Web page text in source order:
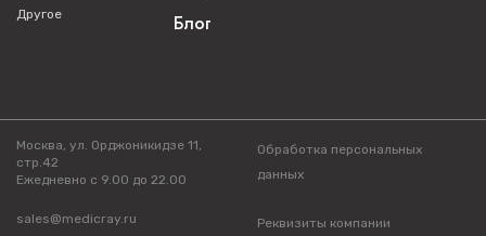
Более 2 часов непрерывного сканирования
Возможность горячей замены аккумуляторов
Другое
Блог
Москва, ул. Орджоникидзе 11,
стр.42
Ежедневно с 9.00 до 22.00
sales@medicray.ru
Обработка персональных
данных
Реквизиты компании